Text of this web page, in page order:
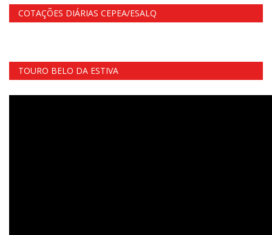
COTAÇÕES DIÁRIAS CEPEA/ESALQ
TOURO BELO DA ESTIVA